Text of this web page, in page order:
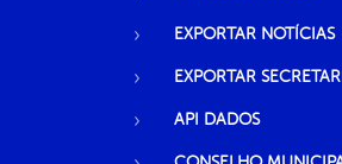
EXPORTAR NOTÍCIAS
EXPORTAR
API DADOS